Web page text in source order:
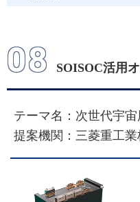
08 SOISOC活用
テーマ名：次世代宇
提案機関：三菱重工